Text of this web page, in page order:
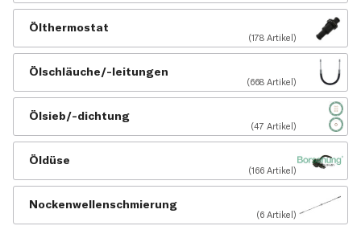
Ölthermostat
(178 Artikel)
Ölschläuche/-leitungen
(668 Artikel)
Ölsieb/-dichtung
(47 Artikel)
Öldüse
(166 Artikel)
Nockenwellenschmierung
(6 Artikel)